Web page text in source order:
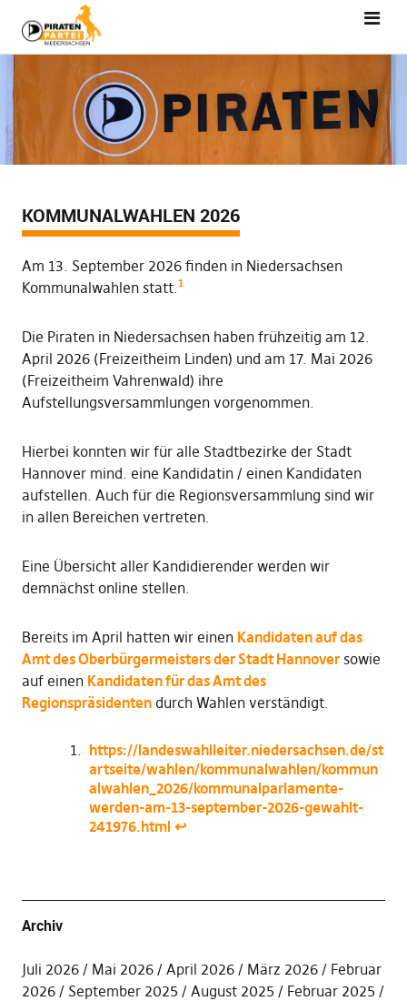
KOMMUNALWAHLEN 2026
Am 13. September 2026 finden in Niedersachsen
Kommunalwahlen statt. 1
Die Piraten in Niedersachsen haben frühzeitig am 12.
April 2026 (Freizeitheim Linden) und am 17. Mai 2026
(Freizeitheim Vahrenwald) ihre
Aufstellungsversammlungen vorgenommen.
Hierbei konnten wir für alle Stadtbezirke der Stadt
Hannover mind. eine Kandidatin / einen Kandidaten
aufstellen. Auch für die Regionsversammlung sind wir
in allen Bereichen vertreten.
Eine Übersicht aller Kandidierender werden wir
demnächst online stellen.
Bereits im April hatten wir einen Kandidaten auf das
Amt des Oberbürgermeisters der Stadt Hannoversowie
auf einen Kandidaten für das Amt des
Regionspräsidentendurch Wahlen verständigt.
https://landeswahlleiter.niedersachsen.de/st
artseite/wahlen/kommunalwahlen/kommun
alwahlen_2026/kommunalparlamente-
werden-am-13-september-2026-gewahlt-
241976.html ↩︎
Archiv
Juli 2026 Mai 2026 April 2026 März 2026
Februar
2026
September 2025 August 2025
Februar 2025